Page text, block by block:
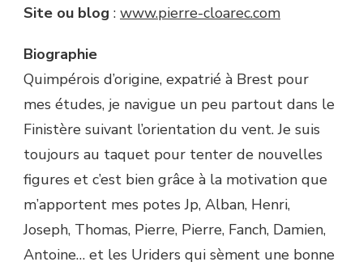
Site ou blog : www.pierre-cloarec.com
Biographie
Quimpérois d’origine, expatrié à Brest pour
mes études, je navigue un peu partout dans le
Finistère suivant l’orientation du vent. Je suis
toujours au taquet pour tenter de nouvelles
figures et c’est bien grâce à la motivation que
m’apportent mes potes Jp, Alban, Henri,
Joseph, Thomas, Pierre, Pierre, Fanch, Damien,
Antoine… et les Uriders qui sèment une bonne